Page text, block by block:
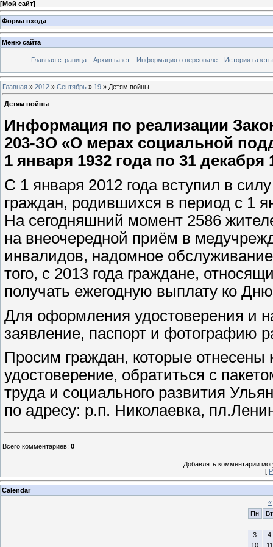
[Мой сайт]
Форма входа
Меню сайта
Главная страница Архив газет Информация о персонале История газеты
Главная » 2012 » Сентябрь » 19 » Детям войны
Детям войны
Информация по реализации
203-ЗО «О мерах социальной
1 января 1932 года по 31 декабря
С 1 января 2012 года вступил в
граждан, родившихся в период с 1
На сегодняшний момент 2586
на внеочередной приём в
инвалидов, надомное
того, с 2013 года граждане,
получать ежегодную выплату ко
Для оформления удостоверения и
заявление, паспорт и фотографию
Просим граждан, которые
удостоверение, обратиться с
труда и социального развития
по адресу: р.п. Николаевка,
Всего комментариев: 0
Добавлять комментарии
[
Calendar
«
Пн
Вт
3
4
10
11